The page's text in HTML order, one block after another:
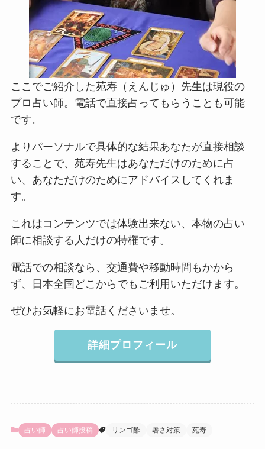
ここでご紹介した苑寿（えんじゅ）先生は現役の
プロ占い師。電話で直接占ってもらうことも可能
です。
よりパーソナルで具体的な結果あなたが直接相談
することで、苑寿先生はあなただけのために占
い、あなただけのためにアドバイスしてくれま
す。
これはコンテンツでは体験出来ない、本物の占い
師に相談する人だけの特権です。
電話での相談なら、交通費や移動時間もかから
ず、日本全国どこからでもご利用いただけます。
ぜひお気軽にお電話くださいませ。
詳細プロフィール
占い師 占い師投稿 リンゴ酢 暑さ対策 苑寿